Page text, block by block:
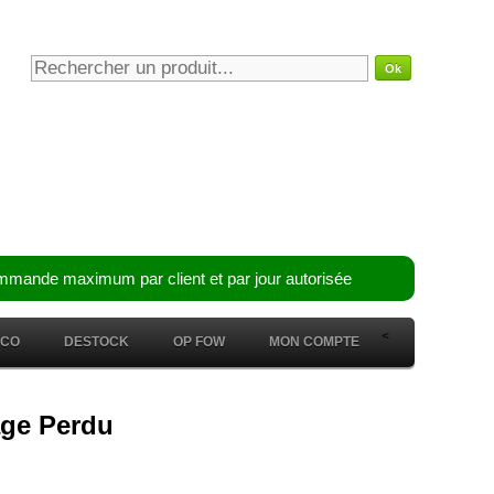
maximum par client et par jour autorisée
<
DESTOCK OP FOW MON COMPTE
Perdu